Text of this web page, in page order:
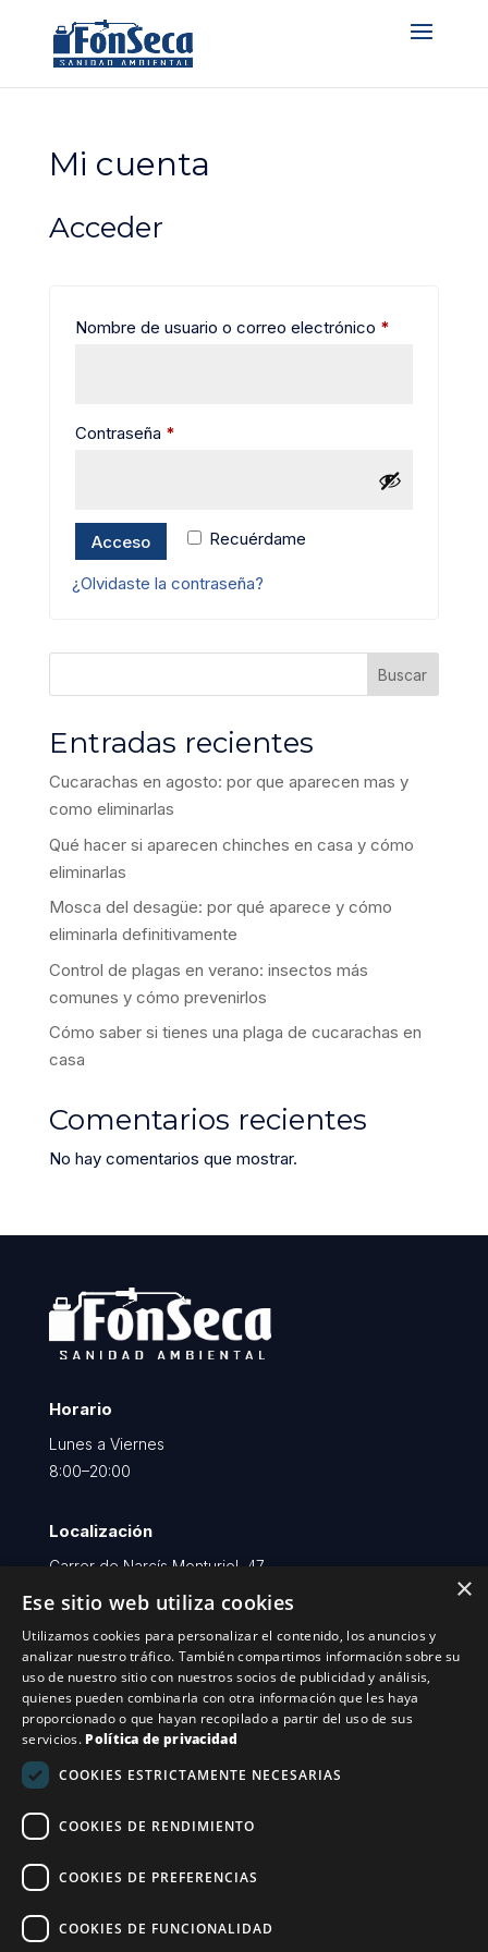
Mi cuenta
Acceder
Nombre de usuario o correo electrónico *
Contraseña *
Alternative: Recuérdame
Acceso
¿Olvidaste la contraseña?
Buscar
Entradas recientes
Cucarachas en agosto: por que aparecen mas y
como eliminarlas
Qué hacer si aparecen chinches en casa y cómo
eliminarlas
Mosca del desagüe: por qué aparece y cómo
eliminarla definitivamente
Control de plagas en verano: insectos más
comunes y cómo prevenirlos
Cómo saber si tienes una plaga de cucarachas en
casa
Comentarios recientes
No hay comentarios que mostrar.
Horario
Lunes a Viernes
8:00–20:00
Localización
Carrer de Narcís Monturiol, 47,
local 20, 08403 Granollers,
Horario
(+34) 938 443 568
24 horas: (+34) 615 881 693
info@controldeplagasfonseca.com
×
Ese sitio web utiliza cookies
Utilizamos cookies para personalizar el contenido, los anuncios y
analizar nuestro tráfico. También compartimos información sobre su
uso de nuestro sitio con nuestros socios de publicidad y análisis,
quienes pueden combinarla con otra información que les haya
proporcionado o que hayan recopilado a partir del uso de sus
servicios. Política de privacidad
COOKIES ESTRICTAMENTE NECESARIAS
COOKIES DE RENDIMIENTO
COOKIES DE PREFERENCIAS
COOKIES DE FUNCIONALIDAD